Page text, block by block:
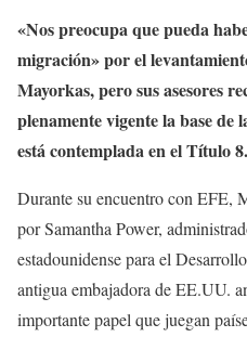
«Nos preocupa que pueda
migración» por el
Mayorkas, pero sus asesores
plenamente vigente la base
está contemplada en el Título 8.
Durante su encuentro con EFE,
por Samantha Power,
estadounidense para el
antigua embajadora de EE.UU.
importante papel que juegan